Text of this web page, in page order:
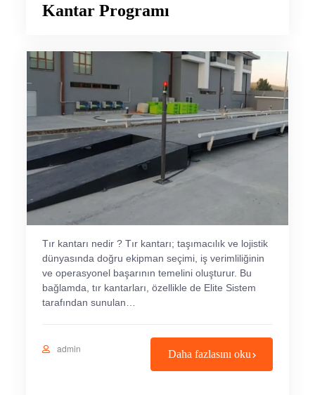
Kantar Programı
Tır kantarı nedir ? Tır kantarı; taşımacılık ve lojistik
dünyasında doğru ekipman seçimi, iş verimliliğinin
ve operasyonel başarının temelini oluşturur. Bu
bağlamda, tır kantarları, özellikle de Elite Sistem
tarafından sunulan…
admin Daha fazlasını oku